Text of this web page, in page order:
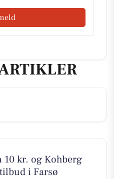
kr. og Kohberg
i Farsø